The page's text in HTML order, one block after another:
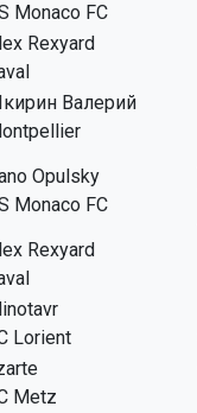
Monaco FC
Rexyard
Валерий
Opulsky
Monaco FC
Rexyard
Lorient
Metz